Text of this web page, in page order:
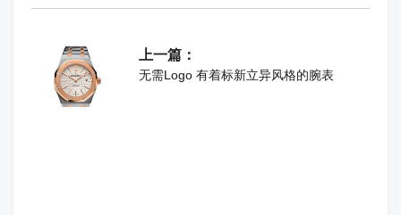
上一篇：
无需Logo 有着标新立异风格的腕表